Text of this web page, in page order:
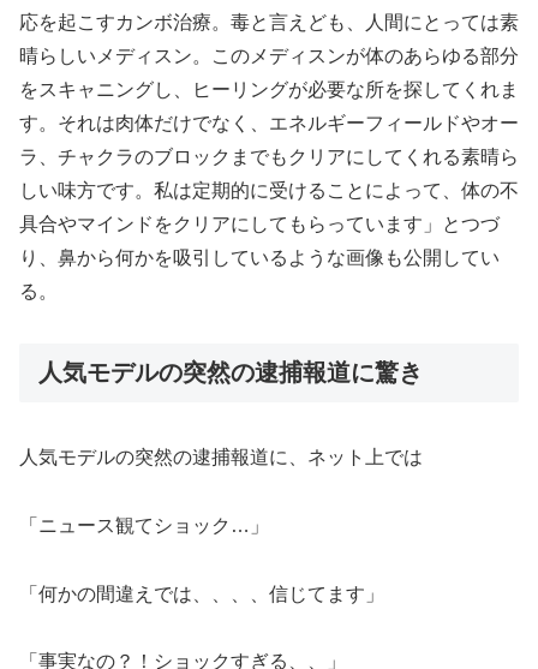
応を起こすカンボ治療。毒と言えども、人間にとっては素
晴らしいメディスン。このメディスンが体のあらゆる部分
をスキャニングし、ヒーリングが必要な所を探してくれま
す。それは肉体だけでなく、エネルギーフィールドやオー
ラ、チャクラのブロックまでもクリアにしてくれる素晴ら
しい味方です。私は定期的に受けることによって、体の不
具合やマインドをクリアにしてもらっています」とつづ
り、鼻から何かを吸引しているような画像も公開してい
る。
人気モデルの突然の逮捕報道に驚き
人気モデルの突然の逮捕報道に、ネット上では
「ニュース観てショック…」
「何かの間違えでは、、、、信じてます」
「事実なの？！ショックすぎる、、」